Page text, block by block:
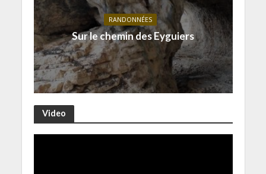
RANDONNÉES
Sur le chemin des Eyguiers
Video